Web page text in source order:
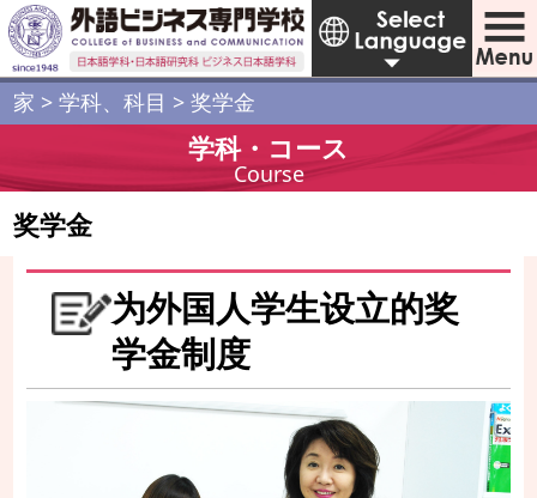
家 >学科、科目 >奖学金
学科・コース
Course
奖学金
为外国人学生设立的奖
学金制度